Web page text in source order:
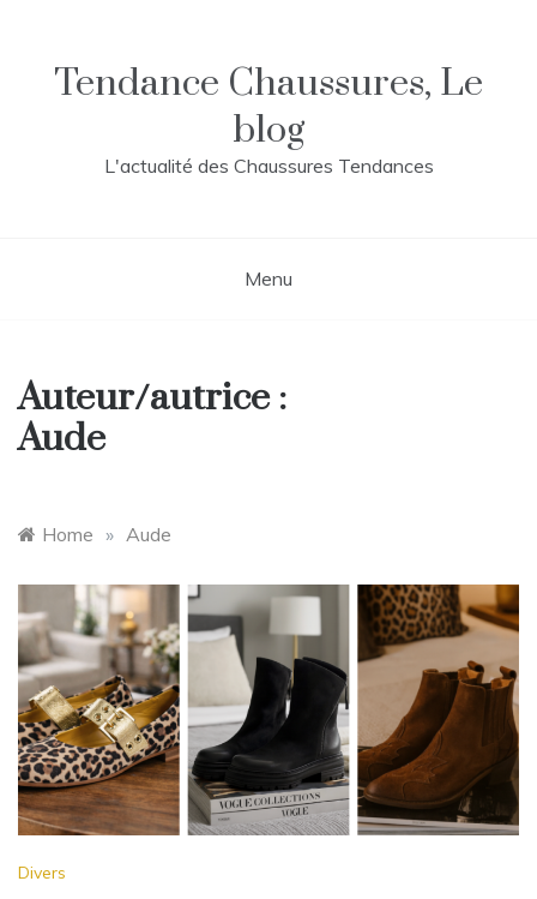
contentTendance Chaussures, Le
blog
L'actualité des Chaussures Tendances
Menu
Auteur/autrice :
Aude
Home » Aude
Divers